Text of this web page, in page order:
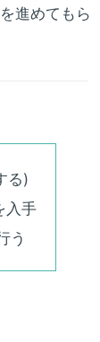
進めてもら
る)
入手
う